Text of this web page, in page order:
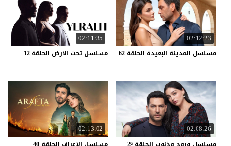
02:12:23
مسلسل المدينة البعيدة الحلقة 62
02:11:35
مسلسل تحت الارض الحلقة 12
02:08:26
02:13:02